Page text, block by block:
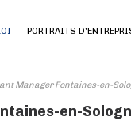
PORTRAITS
Manager Fontaines-en-
en-